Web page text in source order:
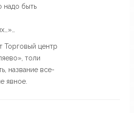
надо быть
Торговый центр
толи
название все-
явное.